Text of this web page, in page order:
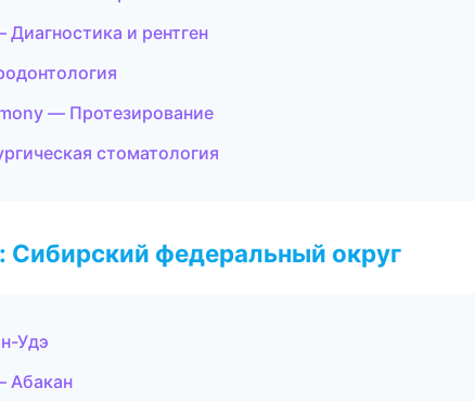
и рентген
— Протезирование
стоматология
Сибирский федеральный округ
Удэ
Абакан